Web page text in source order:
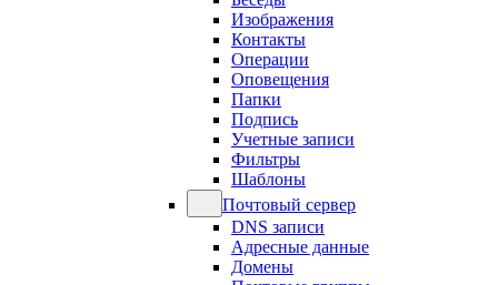
Изображения
Контакты
Операции
Оповещения
Папки
Подпись
Учетные записи
Фильтры
Шаблоны
Почтовый сервер
DNS записи
Адресные данные
Домены